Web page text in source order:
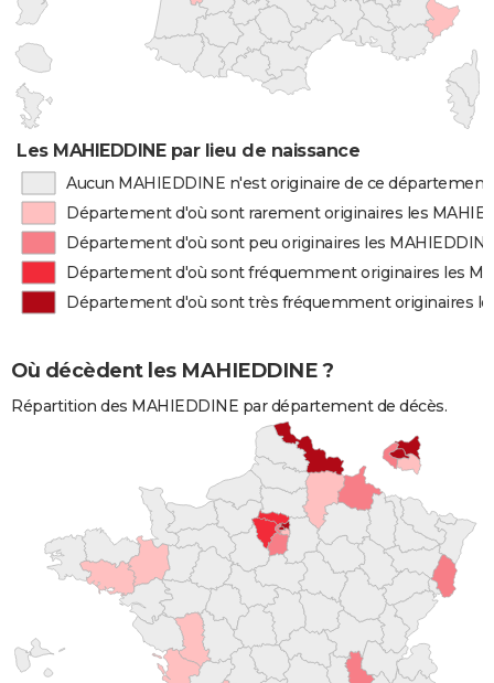
Les MAHIEDDINE par lieu de naissance
Aucun MAHIEDDINE n'est originaire de ce département
Département d'où sont rarement originaires les
Département d'où sont peu originaires les
Département d'où sont fréquemment originaires les
Département d'où sont très fréquemment originaires
Où décèdent les MAHIEDDINE ?
Répartition des MAHIEDDINE par département de décès.